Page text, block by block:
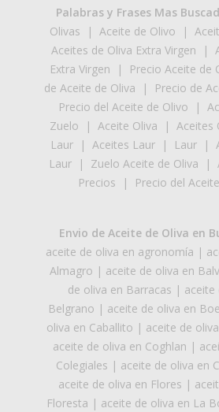
Palabras y Frases Mas
Olivas | Aceite de Olivo |
Aceites de Oliva Extra Virgen |
Extra Virgen | Precio Aceite de
de Aceite de Oliva | Precio de
Precio del Aceite de Olivo |
Zuelo | Aceite Oliva | Aceites
Laur| Aceites Laur| Laur|
Laur| Zuelo Aceite de Oliva |
Precios | Precio del
Envio de Aceite de Oliva en
aceite de oliva en agronomía |
Almagro | aceite de oliva en
de oliva en Barracas | aceite
Belgrano | aceite de oliva en
oliva en Caballito | aceite de
aceite de oliva en Coghlan |
Colegiales | aceite de oliva en
aceite de oliva en Flores |
Floresta | aceite de oliva en La